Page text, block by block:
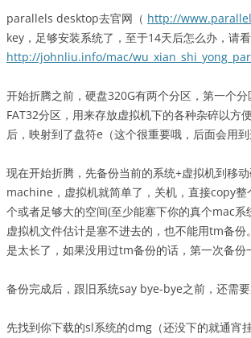
parallels desktop去官网（ http://
key，足够安装系统了，至于14天后怎么办，请看
http://johnliu.info/mac/
开始折腾之前，硬盘320G有两个分区，第一个
FAT32分区，用来存放虚拟机下的各种杂碎以
后，映射到了盘符e（这个很重要哦，后面会用到
现在开始折腾，先备份当前的系统+虚拟机到移
machine，虚拟机就简单了，关机，直接copy
个或者足够大的空间(至少能塞下你的真个mac
虚拟机文件估计是塞不进去的，也不能用tm备
是太长了，如果没用过tm备份的话，第一次备份
备份完成后，跟旧系统say bye-bye之前，还需要
先找到你下载的sl系统的dmg（还没下的就通宵